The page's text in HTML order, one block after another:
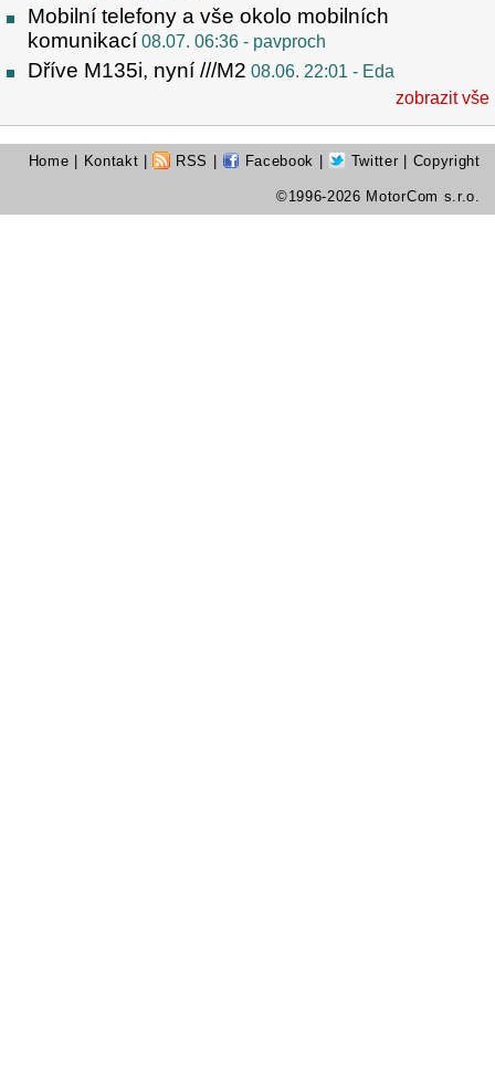
Mobilní telefony a vše okolo mobilních
komunikací 08.07. 06:36 - pavproch
Dříve M135i, nyní ///M2 08.06. 22:01 - Eda
zobrazit vše
Home | Kontakt | RSS | Facebook | Twitter | Copyright
©1996-2026 MotorCom s.r.o.